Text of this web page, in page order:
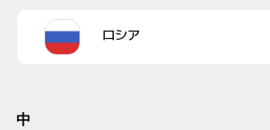
ロシア
中